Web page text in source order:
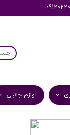
لوازم جانبی